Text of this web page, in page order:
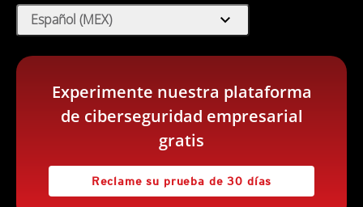
Español (MEX) expand_more
Experimente nuestra plataforma
de ciberseguridad empresarial
gratis
Reclame su prueba de 30 días